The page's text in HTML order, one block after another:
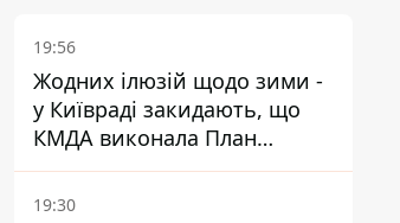
19:56
Жодних ілюзій щодо зими -
у Київраді закидають, що
КМДА виконала План
стійкості на 20%
19:30